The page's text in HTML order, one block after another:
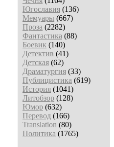
Югославия (136)
Мемуары (667)
Проза (2282)
Фантастика (88)
Боевик (140)
Детектив (41)
Детская (62)
Драматургия (33)
Публицистика (619)
История (1041)
Литобзор (128)
Юмор (632)
Перевод (166)
Translation (80)
Политика (1765)